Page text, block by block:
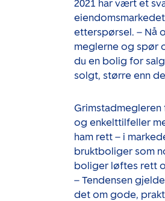
2021 har vært et
etterspørsel. – Nå
meglerne og spør
du en bolig for
solgt, større enn
Grimstadmegleren
og enkelttilfeller
ham rett – i
bruktboliger som
boliger løftes rett
– Tendensen
det om gode,